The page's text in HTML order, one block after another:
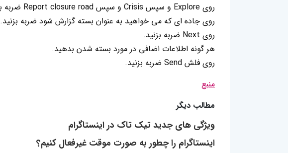
روی Explore و سپس Crisis و سپس Report closure road ضربه بزنید.
روی جاده ای که می خواهید به عنوان بسته گزارش شود ضربه بزنید.
روی Next ضربه بزنید.
هر گونه اطلاعات اضافی در مورد بسته شدن بدهید.
روی فلش Send ضربه بزنید.
منبع
مطالب دیگر
ویژگی های جدید تیک تاک در اینستاگرام
اینستاگرام را چطور به صورت موقت غیرفعال کنیم؟